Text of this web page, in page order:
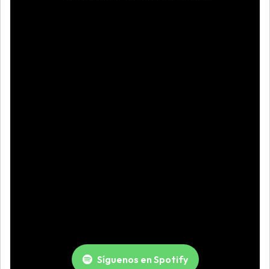
Síguenos en Spotify